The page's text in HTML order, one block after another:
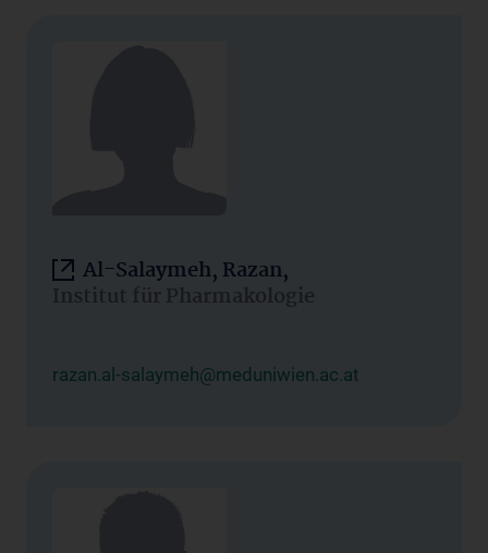
Al-Salaymeh, Razan,
Institut für Pharmakologie
razan.al-salaymeh@meduniwien.ac.at